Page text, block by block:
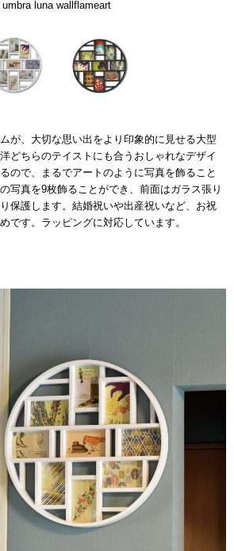
umbra luna wallflameart
が、大切な思い出をより印象的に見せる大型
どちらのテイストにも合うおしゃれなデザイ
ので、まるでアートのように写真を飾ること
写真を9枚飾ることができ、前面はガラス張り
保護します。結婚祝いや出産祝いなど、お祝
です。ラッピングに対応しています。